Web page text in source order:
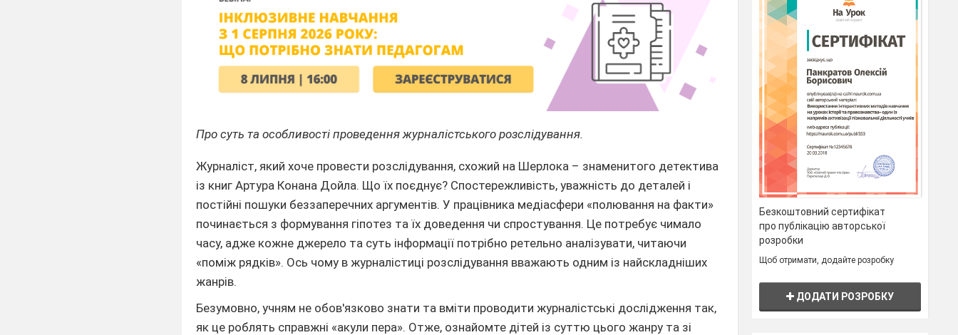
Про суть та особливості проведення журналістського розслідування.
Журналіст, який хоче провести розслідування, схожий на Шерлока – знаменитого детектива
із книг Артура Конана Дойла. Що їх поєднує? Спостережливість, уважність до деталей і
постійні пошуки беззаперечних аргументів. У працівника медіасфери «полювання на факти»
починається з формування гіпотез та їх доведення чи спростування. Це потребує чимало
часу, адже кожне джерело та суть інформації потрібно ретельно аналізувати, читаючи
«поміж рядків». Ось чому в журналістиці розслідування вважають одним із найскладніших
жанрів.
Безумовно, учням не обов'язково знати та вміти проводити журналістські дослідження так,
як це роблять справжні «акули пера». Отже, ознайомте дітей із суттю цього жанру та зі
Безкоштовний сертифікат
про публікацію авторської
розробки
Щоб отримати, додайте розробку
ДОДАТИ РОЗРОБКУ